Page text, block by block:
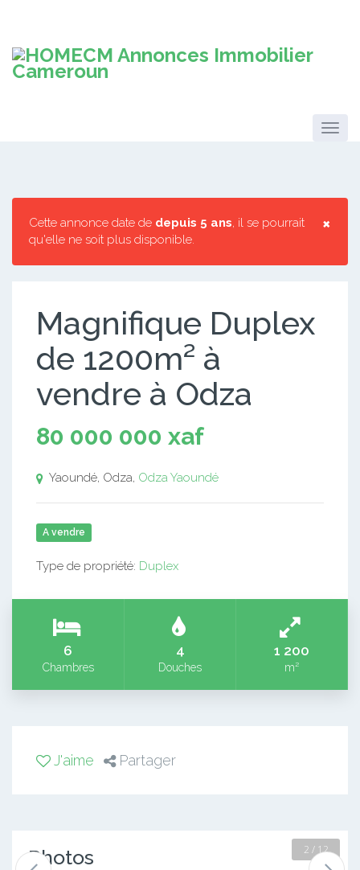
×
Cette annonce date de depuis 5 ans, il se pourrait
qu'elle ne soit plus disponible.
Magnifique Duplex
de 1200m² à
vendre à Odza
80 000 000 xaf
Yaoundé, Odza, OdzaYaoundé
A vendre
Type de propriété: Duplex
6
Chambres
4
Douches
1 200
m²
J'aime Partager
Photos 2 / 12